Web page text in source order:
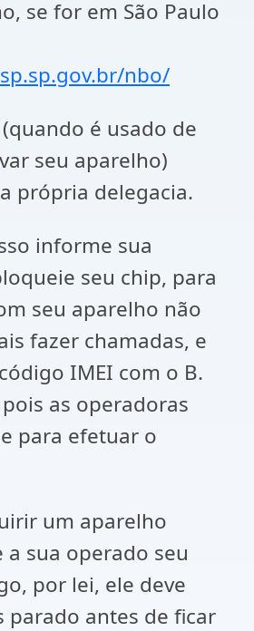
se for em São Paulo
nbo/
é usado de
seu aparelho)
própria delegacia.
informe sua
seu chip, para
seu aparelho não
fazer chamadas, e
IMEI com o B.
as operadoras
para efetuar o
um aparelho
a sua operado seu
por lei, ele deve
parado antes de ficar